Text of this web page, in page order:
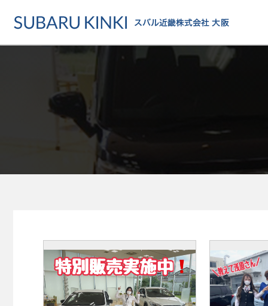
店舗情報 店
地域でさがす
地図でさがす
試乗車でさがす
カーラインアップ
カーラインアップ一覧
乗用車
軽自動車
メンテナンス・サー
メンテナンス・サービスト
車検・定期点検をする
カーケアをする